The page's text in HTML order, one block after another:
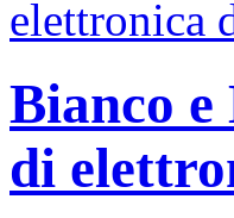
Bianco
di